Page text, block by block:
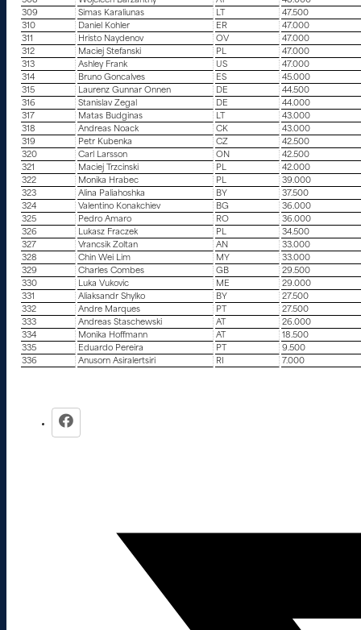
309
Simas Karaliunas LT
47.500
310
Daniel Kohler ER
47.000
311
Hristo Naydenov OV
47.000
312
Maciej Stefanski PL
47.000
313
Ashley Frank US
47.000
314
Bruno Goncalves ES
45.000
315
Laurenz Gunnar Onnen DE
44.500
316
Stanislav Zegal DE
44.000
317
Matas Budginas LT
43.000
318
Andreas Noack CK
43.000
319
Petr Kubenka CZ
42.500
320
Carl Larsson ON
42.500
321
Maciej Trzcinski PL
42.000
322
Monika Hrabec PL
39.000
323
Alina Paliahoshka BY
37.500
324
Valentino Konakchiev BG
36.000
325
Pedro Amaro RO
36.000
326
Lukasz Fraczek PL
34.500
327
Vrancsik Zoltan AN
33.000
328
Chin Wei Lim MY
33.000
329
Charles Combes GB
29.500
330
Luka Vukovic ME
29.000
331
Aliaksandr Shylko BY
27.500
332
Andre Marques PT
27.500
333
Andreas Staschewski AT
26.000
334
Monika Hoffmann AT
18.500
335
Eduardo Pereira PT
9.500
336
Anusorn Asiralertsiri RI 7.000